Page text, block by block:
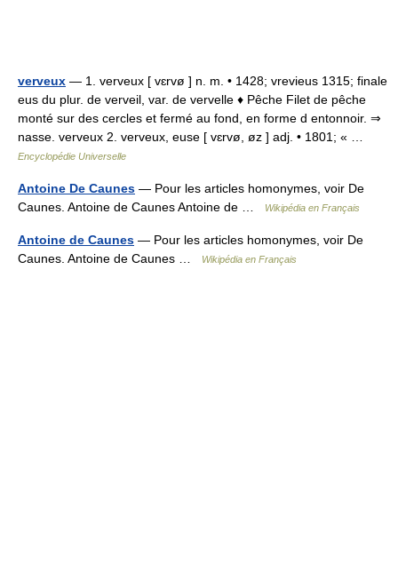
verveux — 1. verveux [ vɛrvø ] n. m. • 1428; vrevieus 1315; finale
eus du plur. de verveil, var. de vervelle ♦ Pêche Filet de pêche
monté sur des cercles et fermé au fond, en forme d entonnoir. ⇒
nasse. verveux 2. verveux, euse [ vɛrvø, øz ] adj. • 1801; « …
Encyclopédie Universelle
Antoine De Caunes — Pour les articles homonymes, voir De
Caunes. Antoine de Caunes Antoine de …
Wikipédia en Français
Antoine de Caunes — Pour les articles homonymes, voir De
Caunes. Antoine de Caunes …
Wikipédia en Français